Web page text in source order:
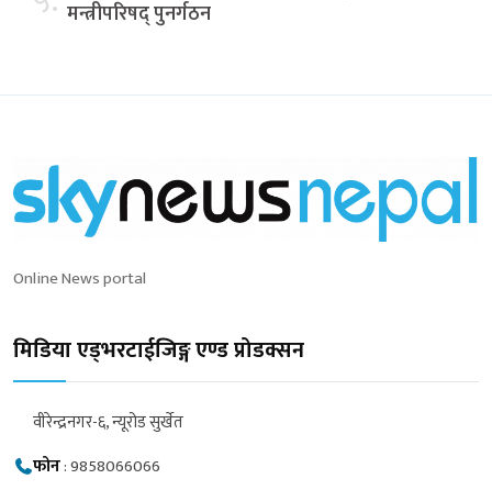
मन्त्रीपरिषद् पुनर्गठन
Online News portal
मिडिया एड्भरटाईजिङ्ग एण्ड प्रोडक्सन
वीरेन्द्रनगर-६, न्यूरोड सुर्खेत
फोन:9858066066